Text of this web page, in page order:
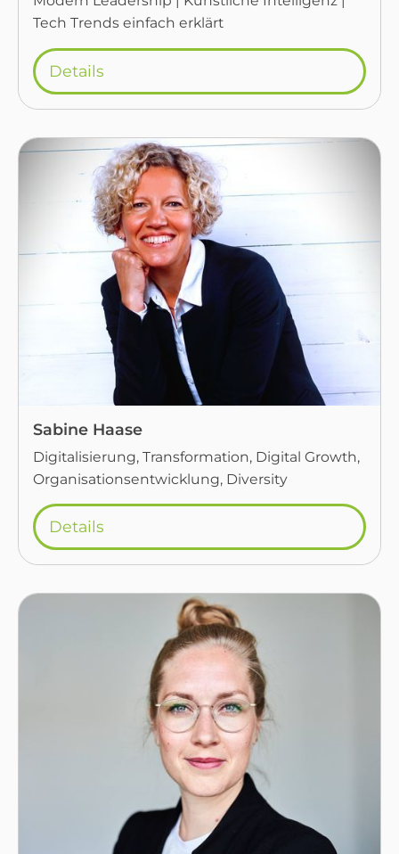
Tech Trends einfach erklärt
Details
Sabine Haase
Digitalisierung, Transformation, Digital Growth,
Organisationsentwicklung, Diversity
Details